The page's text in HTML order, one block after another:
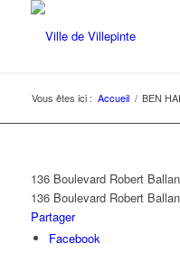
Vous êtes ici : Accueil / BEN
136 Boulevard Robert
136 Boulevard Robert
Partager
Facebook